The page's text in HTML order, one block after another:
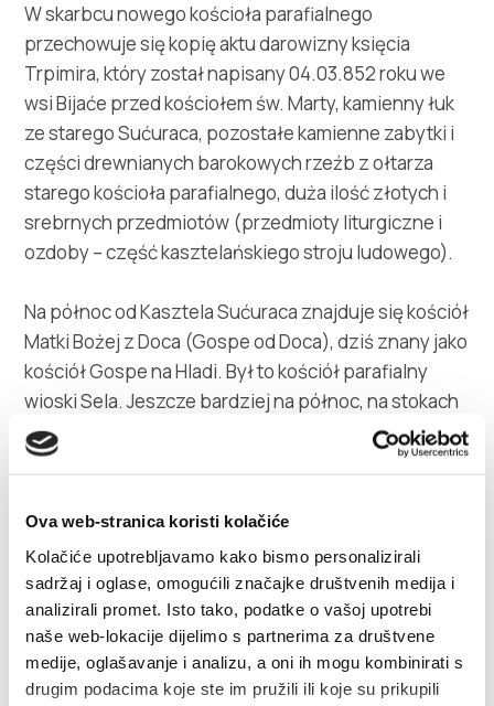
Ova web-stranica koristi kolačiće
Kolačiće upotrebljavamo kako bismo personalizirali
sadržaj i oglase, omogućili značajke društvenih medija i
analizirali promet. Isto tako, podatke o vašoj upotrebi
naše web-lokacije dijelimo s partnerima za društvene
medije, oglašavanje i analizu, a oni ih mogu kombinirati s
drugim podacima koje ste im pružili ili koje su prikupili
W skarbcu nowego kościoła parafialnego
przechowuje się kopię aktu darowizny księcia
Trpimira, który został napisany 04.03.852 roku we
wsi Bijaće przed kościołem św. Marty, kamienny łuk
ze starego Sućuraca, pozostałe kamienne zabytki i
części drewnianych barokowych rzeźb z ołtarza
starego kościoła parafialnego, duża ilość złotych i
srebrnych przedmiotów (przedmioty liturgiczne i
ozdoby – część kasztelańskiego stroju ludowego).
Na północ od Kasztela Sućuraca znajduje się kościół
Matki Bożej z Doca (Gospe od Doca), dziś znany jako
kościół Gospe na Hladi. Był to kościół parafialny
wioski Sela. Jeszcze bardziej na północ, na stokach
Kozjaka znajdują się pozostałości
przedromańskiego kościoła św. Jerzego z Putalja,
Mislav. Z płyty fundacyjnej zachowały się kawałki
starochorwackiej ornamentyki – plecionki zwanej
pleter. Nowy kościół został zbudowany w 1927 roku.
Badania archeologiczne prowadzone przy kościele i
na pobliskim cmentarzu Gajina, odkryły rzymską, a
także przedhistoryczą warstwę.
Kasztel Sućurac stanowi początek oznakowanej